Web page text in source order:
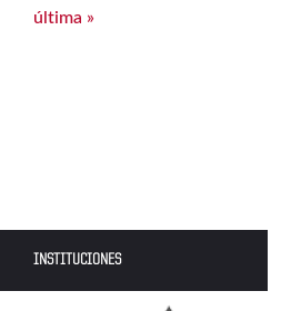
última »
INSTITUCIONES